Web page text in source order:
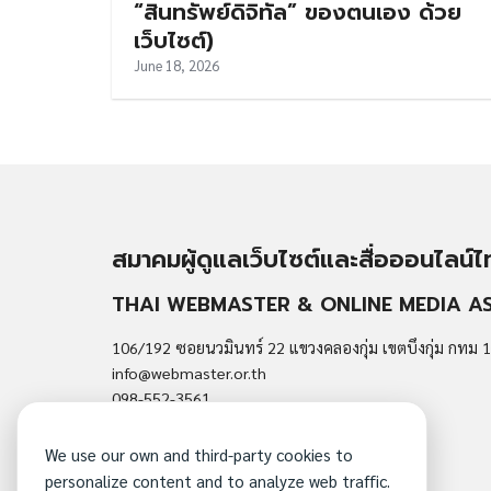
“สินทรัพย์ดิจิทัล” ของตนเอง ด้วย
เว็บไซต์)
June 18, 2026
สมาคมผู้ดูแลเว็บไซต์และสื่อออนไลน์
THAI WEBMASTER & ONLINE MEDIA
106/192 ซอยนวมินทร์ 22 แขวงคลองกุ่ม เขตบึงกุ่ม กทม
info@webmaster.or.th
098-552-3561
We use our own and third-party cookies to
personalize content and to analyze web traffic.